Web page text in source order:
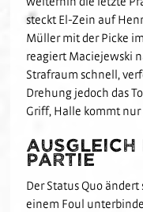
steckt El-Zein auf
Müller mit der Picke
reagiert Maciejewski
Strafraum schnell,
Drehung jedoch das
Griff, Halle kommt nur
Partie
Der Status Quo
einem Foul